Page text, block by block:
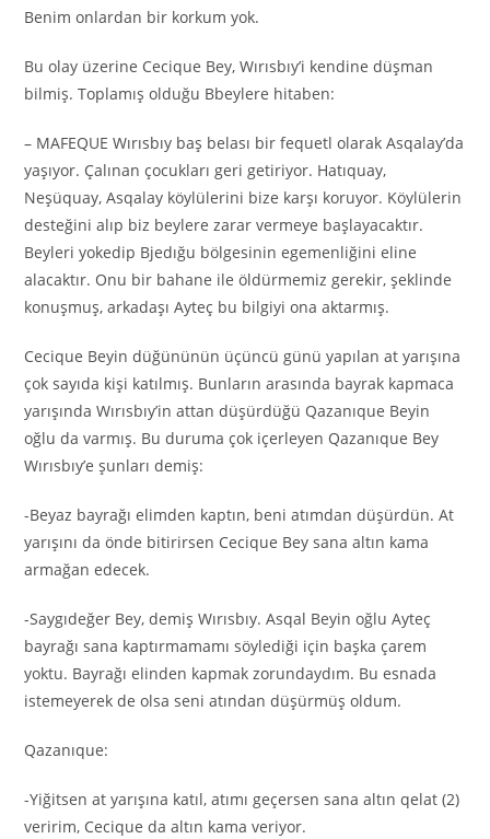
Benim onlardan bir korkum yok.
Bu olay üzerine Cecique Bey, Wırısbıy’i kendine düşman
bilmiş. Toplamış olduğu Bbeylere hitaben:
– MAFEQUE Wırısbıy baş belası bir fequetl olarak Asqalay’da
yaşıyor. Çalınan çocukları geri getiriyor. Hatıquay,
Neşüquay, Asqalay köylülerini bize karşı koruyor. Köylülerin
desteğini alıp biz beylere zarar vermeye başlayacaktır.
Beyleri yokedip Bjedığu bölgesinin egemenliğini eline
alacaktır. Onu bir bahane ile öldürmemiz gerekir, şeklinde
konuşmuş, arkadaşı Ayteç bu bilgiyi ona aktarmış.
Cecique Beyin düğününün üçüncü günü yapılan at yarışına
çok sayıda kişi katılmış. Bunların arasında bayrak kapmaca
yarışında Wırısbıy’in attan düşürdüğü Qazanıque Beyin
oğlu da varmış. Bu duruma çok içerleyen Qazanıque Bey
Wırısbıy’e şunları demiş:
-Beyaz bayrağı elimden kaptın, beni atımdan düşürdün. At
yarışını da önde bitirirsen Cecique Bey sana altın kama
armağan edecek.
-Saygıdeğer Bey, demiş Wırısbıy. Asqal Beyin oğlu Ayteç
bayrağı sana kaptırmamamı söylediği için başka çarem
yoktu. Bayrağı elinden kapmak zorundaydım. Bu esnada
istemeyerek de olsa seni atından düşürmüş oldum.
Qazanıque:
-Yiğitsen at yarışına katıl, atımı geçersen sana altın qelat (2)
veririm, Cecique da altın kama veriyor.